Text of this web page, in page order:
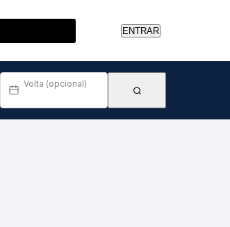
ENTRAR
Volta (opcional)